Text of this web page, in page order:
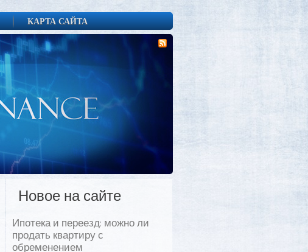
КАРТА САЙТА
Новое на сайте
Ипотека и переезд: можно ли
продать квартиру с
обременением